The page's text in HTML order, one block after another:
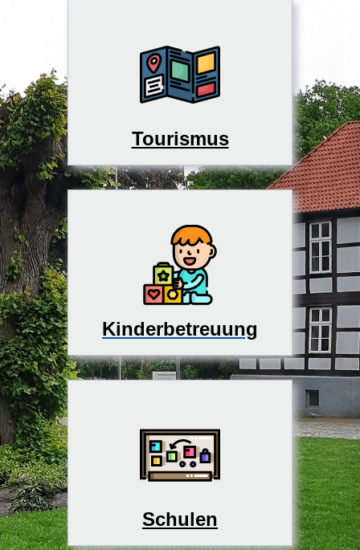
Tourismus
Kinderbetreuung
Schulen